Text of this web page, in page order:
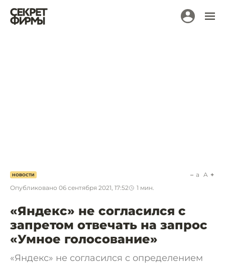
НОВОСТИ
Опубликовано 06 сентября 2021, 17:52 1 мин.
a A
«Яндекс» не согласился с
запретом отвечать на запрос
«Умное голосование»
«Яндекс» не согласился с определением